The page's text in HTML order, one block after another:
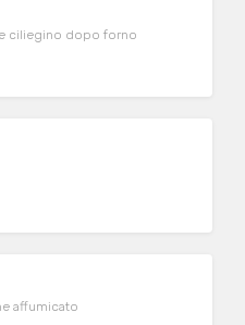
ciliegino dopo forno
affumicato